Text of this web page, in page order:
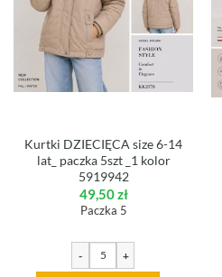
Kurtki DZIECIĘCA size 6-14
lat_ paczka 5szt _1 kolor
5919942
49,50zł
Paczka 5
- +